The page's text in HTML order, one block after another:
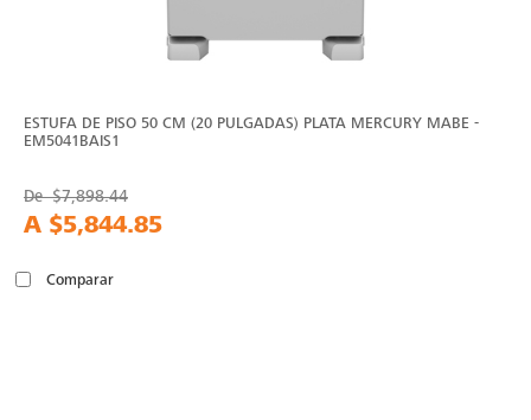
ESTUFA DE PISO 50 CM (20 PULGADAS) PLATA MERCURY MABE -
EM5041BAIS1
De$7,898.44
A $5,844.85
Comparar